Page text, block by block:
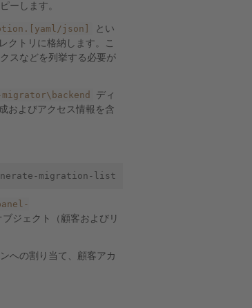
ーします。
json]
とい
クトリに格納します。こ
スなどを列挙する必要が
ディ
およびアクセス情報を含
ジェクト（顧客およびリ
への割り当て、顧客アカ